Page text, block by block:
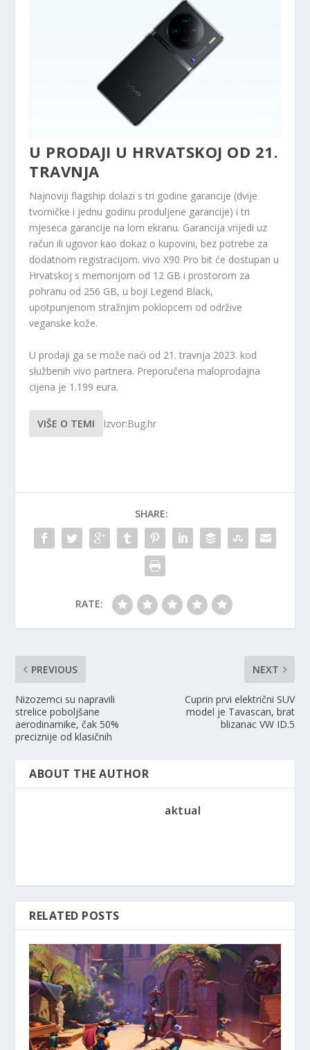
U PRODAJI U HRVATSKOJ OD 21.
TRAVNJA
Najnoviji flagship dolazi s tri godine garancije (dvije
tvorničke i jednu godinu produljene garancije) i tri
mjeseca garancije na lom ekranu. Garancija vrijedi uz
račun ili ugovor kao dokaz o kupovini, bez potrebe za
dodatnom registracijom. vivo X90 Pro bit će dostupan u
Hrvatskoj s memorijom od 12 GB i prostorom za
pohranu od 256 GB, u boji Legend Black,
upotpunjenom stražnjim poklopcem od održive
veganske kože.
U prodaji ga se može naći od 21. travnja 2023. kod
službenih vivo partnera. Preporučena maloprodajna
cijena je 1.199 eura.
VIŠE O TEMI Izvor:Bug.hr
SHARE:
RATE:
PREVIOUS
Nizozemci su napravili
strelice poboljšane
aerodinamike, čak 50%
preciznije od klasičnih
NEXT
Cuprin prvi električni SUV
model je Tavascan, brat
blizanac VW ID.5
ABOUT THE AUTHOR
aktual
RELATED POSTS